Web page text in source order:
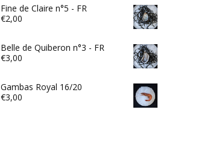
Fine de Claire n°5 - FR
€2,00
Belle de Quiberon n°3 - FR
€3,00
Gambas Royal 16/20
€3,00